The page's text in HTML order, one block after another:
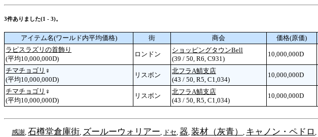
3件ありました(1 - 3)。
アイテム名(ワールド内平均価格) 街 商会 価格(原価)
ラピスラズリの首飾り
(平均10,000,000D)
ロンドン
ショッピングタウンBell
(39 / 50, R6, C931)
10,000,000D
チマチョゴリ ♀
(平均10,000,000D)
リスボン
北フラA鯖支店
(43 / 50, R5, C1,034)
10,000,000D
チマチョゴリ ♀
(平均10,000,000D)
リスボン
北フラA鯖支店
(43 / 50, R5, C1,034)
10,000,000D
感謝 石樽堂倉庫街 ズールーウォリアー ドセ 器 装材（灰青） キャノン・ペドロ